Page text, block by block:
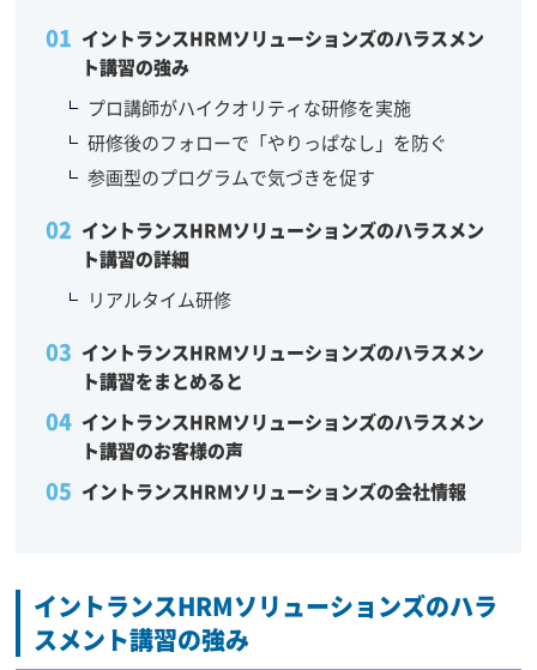
イントランスHRMソリューションズのハラスメン
ト講習の強み
プロ講師がハイクオリティな研修を実施
研修後のフォローで「やりっぱなし」を防ぐ
参画型のプログラムで気づきを促す
イントランスHRMソリューションズのハラスメン
ト講習の詳細
リアルタイム研修
イントランスHRMソリューションズのハラスメン
ト講習をまとめると
イントランスHRMソリューションズのハラスメン
ト講習のお客様の声
イントランスHRMソリューションズの会社情報
イントランスHRMソリューションズのハラ
スメント講習の強み